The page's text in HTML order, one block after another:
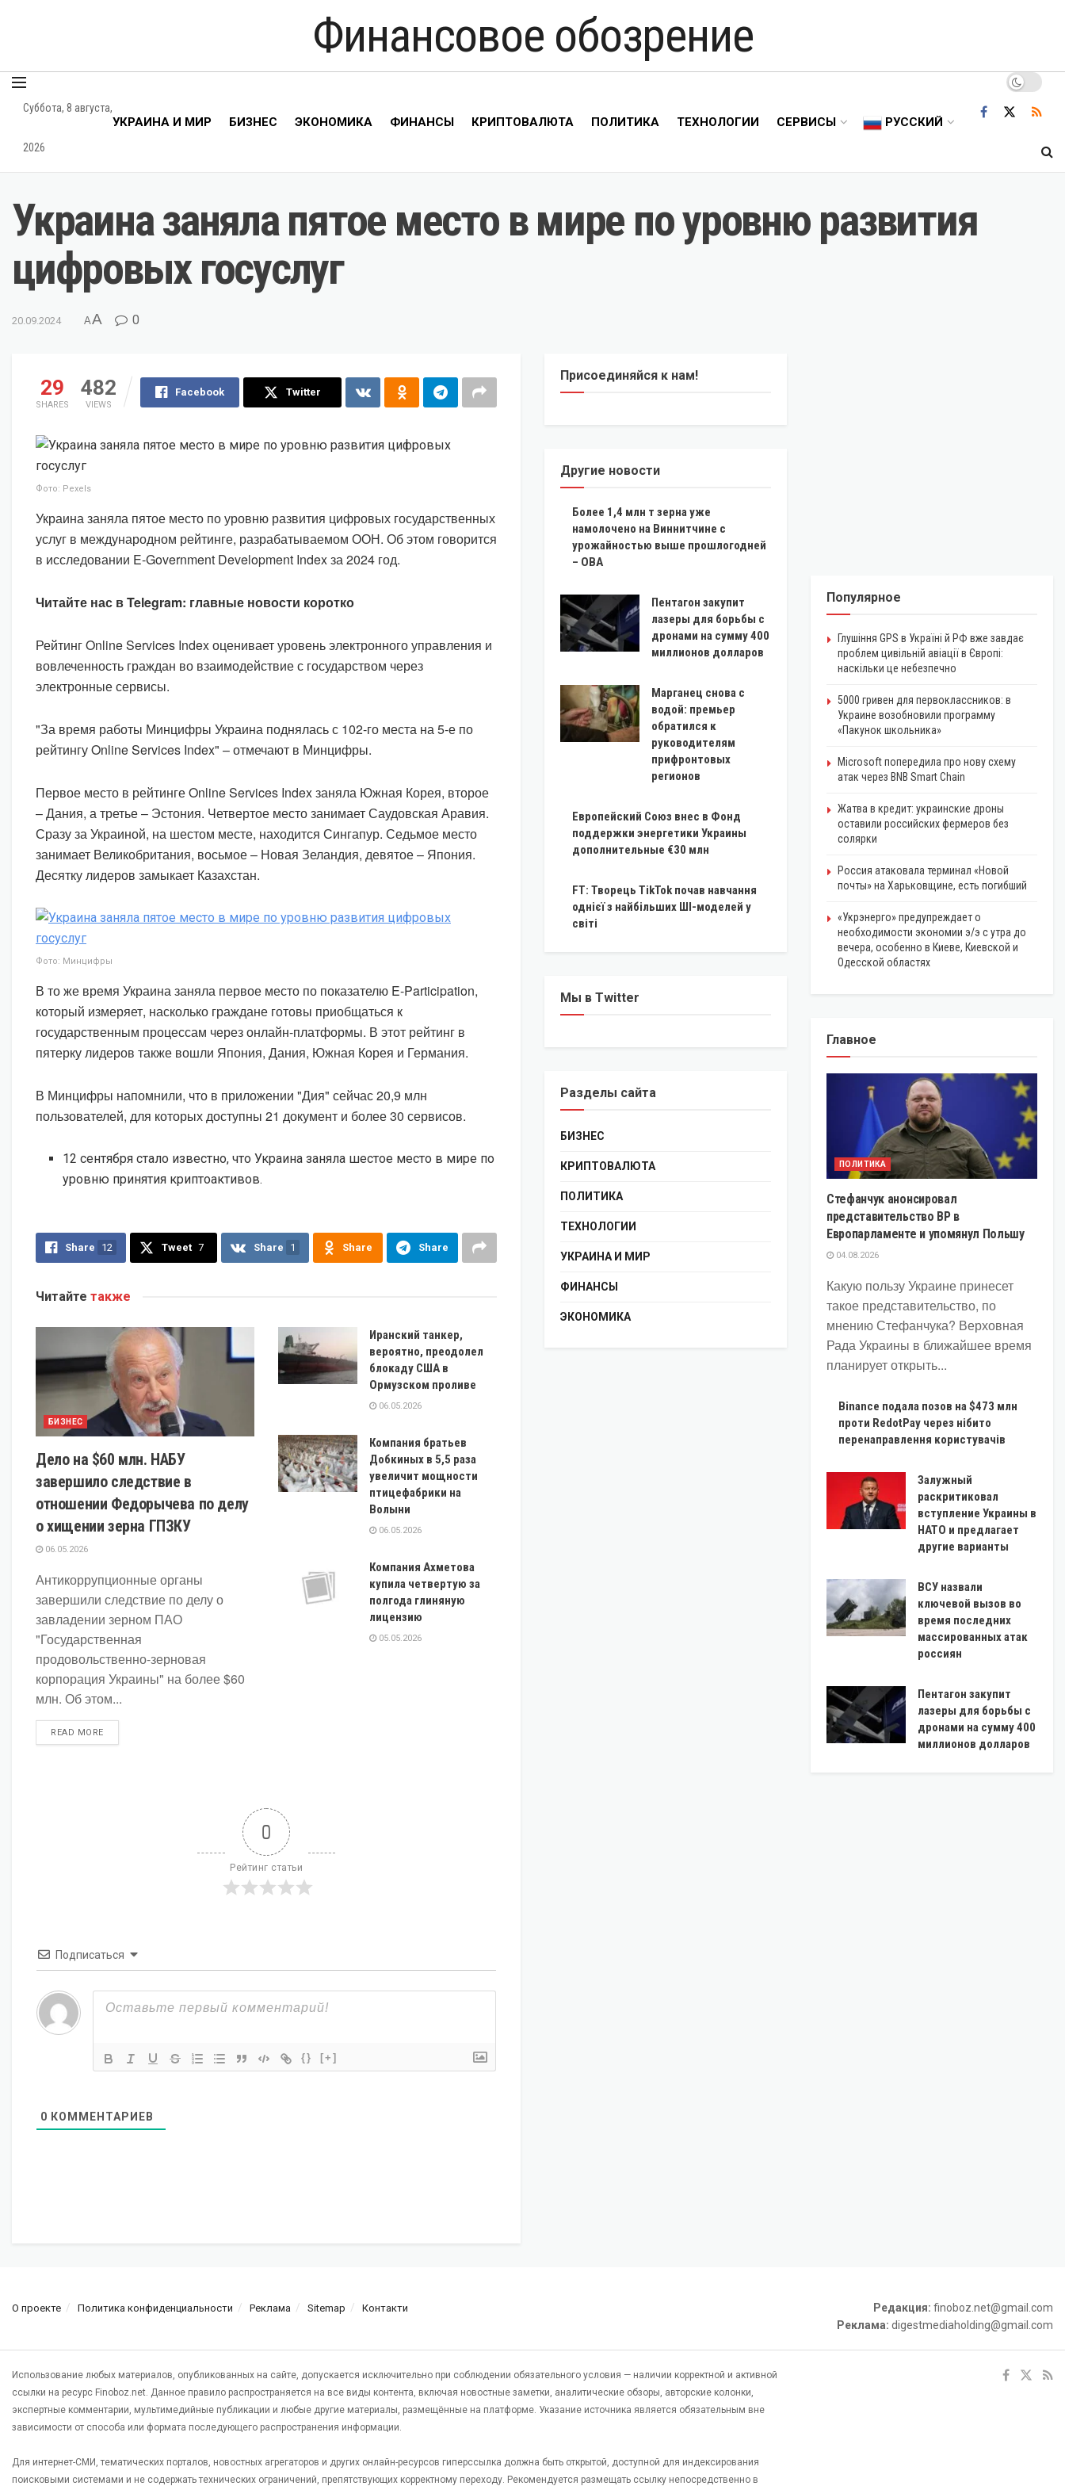
Финансовое обозрение
Суббота, 8 августа,
2026
УКРАИНА И МИР БИЗНЕС ЭКОНОМИКА ФИНАНСЫ КРИПТОВАЛЮТА ПОЛИТИКА ТЕХНОЛОГИИ СЕРВИСЫ РУССКИЙ
Украина заняла пятое место в мире по уровню развития
цифровых госуслуг
20.09.2024 AA 0
29
SHARES
482
VIEWS
Facebook Twitter
Фото: Pexels
Украина заняла пятое место по уровню развития цифровых государственных
услуг в международном рейтинге, разрабатываемом ООН. Об этом говорится
в исследовании E-Government Development Index за 2024 год.
Читайте нас в Telegram: главные новости коротко
Рейтинг Online Services Index оценивает уровень электронного управления и
вовлеченность граждан во взаимодействие с государством через
электронные сервисы.
"За время работы Минцифры Украина поднялась с 102-го места на 5-е по
рейтингу Online Services Index" – отмечают в Минцифры.
Первое место в рейтинге Online Services Index заняла Южная Корея, второе
– Дания, а третье – Эстония. Четвертое место занимает Саудовская Аравия.
Сразу за Украиной, на шестом месте, находится Сингапур. Седьмое место
занимает Великобритания, восьмое – Новая Зеландия, девятое – Япония.
Десятку лидеров замыкает Казахстан.
Фото: Минцифры
В то же время Украина заняла первое место по показателю E-Participation,
который измеряет, насколько граждане готовы приобщаться к
государственным процессам через онлайн-платформы. В этот рейтинг в
пятерку лидеров также вошли Япония, Дания, Южная Корея и Германия.
В Минцифры напомнили, что в приложении "Дия" сейчас 20,9 млн
пользователей, для которых доступны 21 документ и более 30 сервисов.
12 сентября стало известно, что Украина заняла шестое место в мире по
уровню принятия криптоактивов.
Share 12 Tweet 7 Share 1 Share Share
Читайте также
БИЗНЕС
Дело на $60 млн. НАБУ
завершило следствие в
отношении Федорычева по делу
о хищении зерна ГПЗКУ
06.05.2026
Антикоррупционные органы
завершили следствие по делу о
завладении зерном ПАО
"Государственная
продовольственно-зерновая
корпорация Украины" на более $60
млн. Об этом...
READ MOREDETAILS
Иранский танкер,
вероятно, преодолел
блокаду США в
Ормузском проливе
06.05.2026
Компания братьев
Добкиных в 5,5 раза
увеличит мощности
птицефабрики на
Волыни
06.05.2026
Компания Ахметова
купила четвертую за
полгода глиняную
лицензию
05.05.2026
0
Рейтинг статьи
Подписаться
{} [+]
0 КОММЕНТАРИЕВ
Присоединяйся к нам!
Другие новости
Более 1,4 млн т зерна уже
намолочено на Виннитчине с
урожайностью выше прошлогодней
– ОВА
Пентагон закупит
лазеры для борьбы с
дронами на сумму 400
миллионов долларов
Марганец снова с
водой: премьер
обратился к
руководителям
прифронтовых
регионов
Европейский Союз внес в Фонд
поддержки энергетики Украины
дополнительные €30 млн
FT: Творець TikTok почав навчання
однієї з найбільших ШІ-моделей у
світі
Мы в Twitter
Разделы сайта
БИЗНЕС
КРИПТОВАЛЮТА
ПОЛИТИКА
ТЕХНОЛОГИИ
УКРАИНА И МИР
ФИНАНСЫ
ЭКОНОМИКА
Популярное
Глушіння GPS в Україні й РФ вже завдає
проблем цивільній авіації в Європі:
наскільки це небезпечно
5000 гривен для первоклассников: в
Украине возобновили программу
«Пакунок школьника»
Microsoft попередила про нову схему
атак через BNB Smart Chain
Жатва в кредит: украинские дроны
оставили российских фермеров без
солярки
Россия атаковала терминал «Новой
почты» на Харьковщине, есть погибший
«Укрэнерго» предупреждает о
необходимости экономии э/э с утра до
вечера, особенно в Киеве, Киевской и
Одесской областях
Главное
ПОЛИТИКА
Стефанчук анонсировал
представительство ВР в
Европарламенте и упомянул Польшу
04.08.2026
Какую пользу Украине принесет
такое представительство, по
мнению Стефанчука? Верховная
Рада Украины в ближайшее время
планирует открыть...
Binance подала позов на $473 млн
проти RedotPay через нібито
перенаправлення користувачів
Залужный
раскритиковал
вступление Украины в
НАТО и предлагает
другие варианты
ВСУ назвали
ключевой вызов во
время последних
массированных атак
россиян
Пентагон закупит
лазеры для борьбы с
дронами на сумму 400
миллионов долларов
О проекте Политика конфиденциальности Реклама Sitemap Контакти Редакция: finoboz.net@gmail.com
Реклама: digestmediaholding@gmail.com
Использование любых материалов, опубликованных на сайте, допускается исключительно при соблюдении обязательного условия — наличии корректной и активной
ссылки на ресурс Finoboz.net. Данное правило распространяется на все виды контента, включая новостные заметки, аналитические обзоры, авторские колонки,
экспертные комментарии, мультимедийные публикации и любые другие материалы, размещённые на платформе. Указание источника является обязательным вне
зависимости от способа или формата последующего распространения информации.
Для интернет-СМИ, тематических порталов, новостных агрегаторов и других онлайн-ресурсов гиперссылка должна быть открытой, доступной для индексирования
поисковыми системами и не содержать технических ограничений, препятствующих корректному переходу. Рекомендуется размещать ссылку непосредственно в